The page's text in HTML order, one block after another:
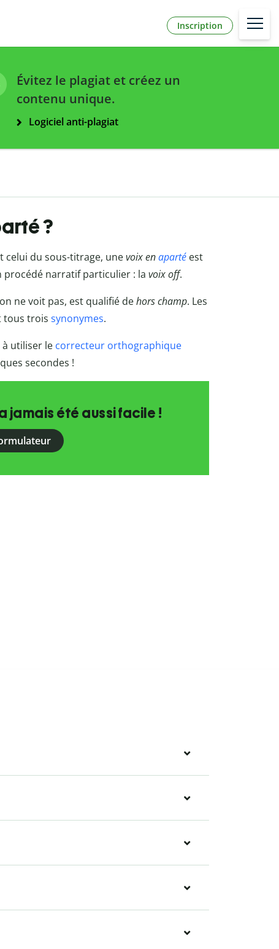
Inscription
Évitez le plagiat et créez un
contenu unique.
Logiciel anti-plagiat
?
celui du sous-titrage, unevoix enapartéest
procédé narratif particulier : la voix off.
ne voit pas, est qualifié dehors champ. Les
trois synonymes.
à utiliser lecorrecteur orthographique
secondes !
jamais été aussi facile !